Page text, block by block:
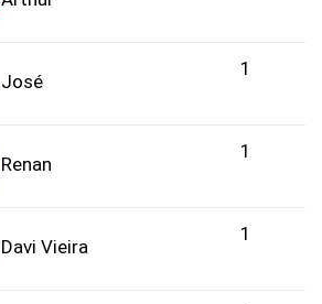
José
1
Renan
1
Davi Vieira
1